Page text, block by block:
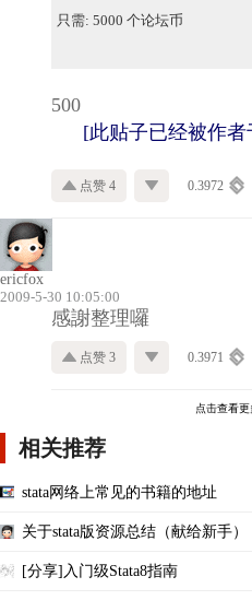
只需: 5000 个论坛币
500
[此贴子已经被作者
点赞 4 0.3972
ericfox
2009-5-30 10:05:00
感謝整理囉
点赞 3 0.3971
点击查看更
相关推荐
stata网络上常见的书籍的地址
关于stata版资源总结（献给新手）
[分享]入门级Stata8指南